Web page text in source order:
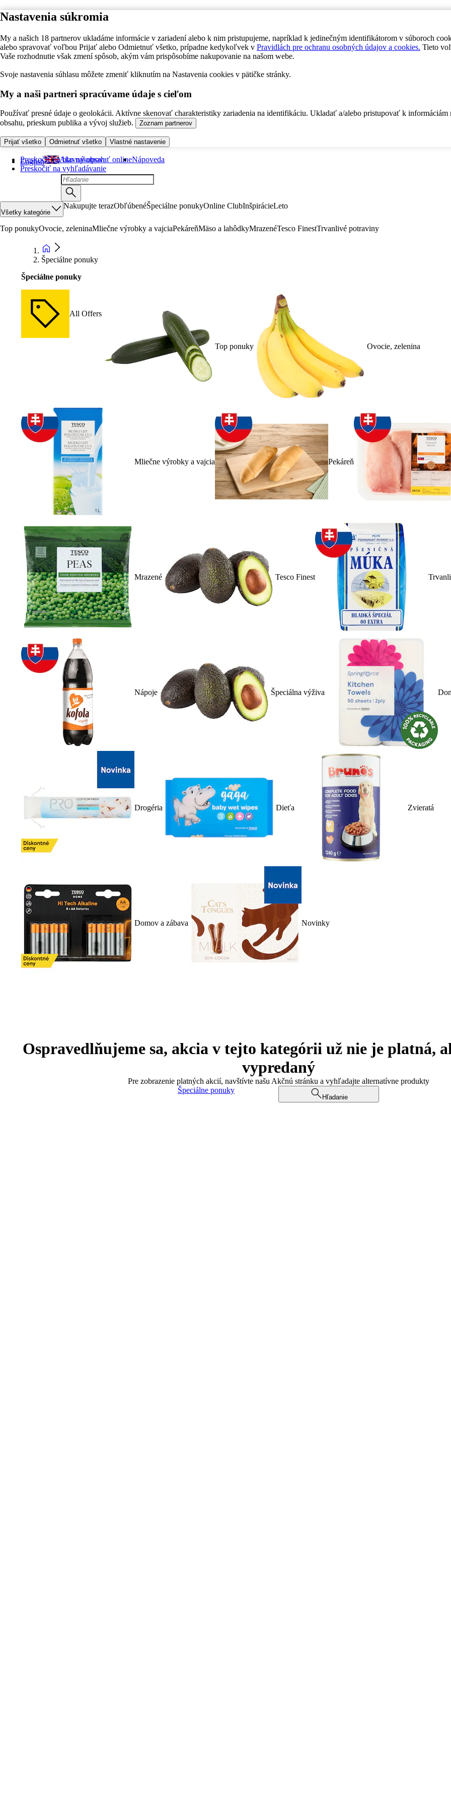
Nastavenia súkromia
My a našich 18 partnerov ukladáme informácie v zariadení alebo k nim pristupujeme, napríklad k jedinečným identifikátorom v súboroch
alebo spravovať voľbou Prijať alebo Odmietnuť všetko, prípadne kedykoľvek v Pravidlách pre ochranu osobných údajov a cookies. Tieto
Vaše rozhodnutie však zmení spôsob, akým vám prispôsobíme nakupovanie na našom webe.
Svoje nastavenia súhlasu môžete zmeniť kliknutím na Nastavenia cookies v pätičke stránky.
My a naši partneri spracúvame údaje s cieľom
Používať presné údaje o geolokácii. Aktívne skenovať charakteristiky zariadenia na identifikáciu. Ukladať a/alebo pristupovať k informáciám
obsahu, prieskum publika a vývoj služieb.
Zoznam partnerov
Prijať všetko Odmietnuť všetko Vlastné nastavenie
Preskočiť na hlavný obsah
Preskočiť na vyhľadávanie
English Ako nakupovať onlineNápoveda
Všetky kategórie
Nakupujte terazObľúbenéŠpeciálne ponukyOnline ClubInšpirácieLeto
Top ponukyOvocie, zeleninaMliečne výrobky a vajciaPekáreňMäso a lahôdkyMrazenéTesco FinestTrvanlivé potraviny
Špeciálne ponuky
Špeciálne ponuky
All Offers
Top ponuky Ovocie, zelenina
Mliečne výrobky a vajcia Pekáreň
Mrazené Tesco Finest
Nápoje Špeciálna výživa
Drogéria Dieťa Zvieratá
Domov a zábava Novinky
Ospravedlňujeme sa, akcia v tejto kategórii už nie je platná,
vypredaný
Pre zobrazenie platných akcií, navštívte našu Akčnú stránku a vyhľadajte alternatívne produkty
Špeciálne ponuky
Hľadanie